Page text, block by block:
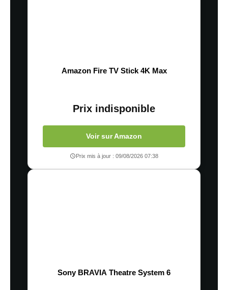
Amazon Fire TV Stick 4K Max
Prix indisponible
Voir sur Amazon
Prix mis à jour : 09/08/2026 07:38
Sony BRAVIA Theatre System 6